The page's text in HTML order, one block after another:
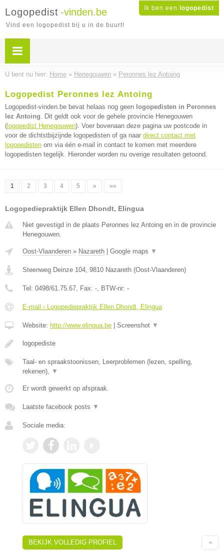
Ik ben een logopedist
Logopedist -vinden.be
Vind een logopedist bij u in de buurt!
U bent nu hier: Home » Henegouwen » Peronnes lez Antoing
Logopedist Peronnes lez Antoing
Logopedist-vinden.be bevat helaas nog geen logopedisten in Peronnes
lez Antoing. Dit geldt ook voor de gehele provincie Henegouwen
( logopedist Henegouwen). Voer bovenaan deze pagina uw postcode in
voor de dichtstbijzijnde logopedisten of ga naar direct contact met
logopedisten om via één e-mail in contact te komen met meerdere
logopedisten tegelijk. Hieronder worden nu overige resultaten getoond.
1 2 3 4 5 » »»
Logopediepraktijk Ellen Dhondt, Elingua
Niet gevestigd in de plaats Peronnes lez Antoing en in de provincie
Henegouwen.
Oost-Vlaanderen » Nazareth Google maps ▼
Steenweg Deinze 104, 9810 Nazareth (Oost-Vlaanderen)
Tel: 0498/61.75.67, Fax: -, BTW-nr: -
E-mail › Logopediepraktijk Ellen Dhondt, Elingua
Website: http://www.elingua.be Screenshot ▼
logopediste
Taal- en spraakstoonissen, Leerproblemen (lezen, spelling,
rekenen), ▼
Er wordt gewerkt op afspraak.
Laatste facebook posts ▼
Sociale media:
BEKIJK VOLLEDIG PROFIEL